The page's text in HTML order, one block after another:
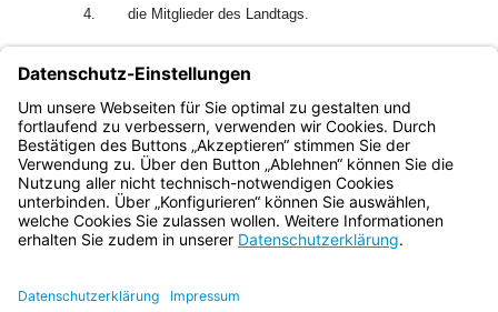
4.
die Mitglieder des Landtags.
gehören ihre Mitglieder.
(4) Das Lobbyregister wird auf der Internetseite des
Landtags maschinenlesbar und durchsuchbar veröffentlicht.
Bayern.de
BayernPortal
Impressum